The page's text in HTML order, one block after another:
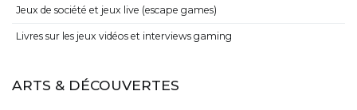
Jeux de société et jeux live (escape games)
Livres sur les jeux vidéos et interviews gaming
ARTS & DÉCOUVERTES